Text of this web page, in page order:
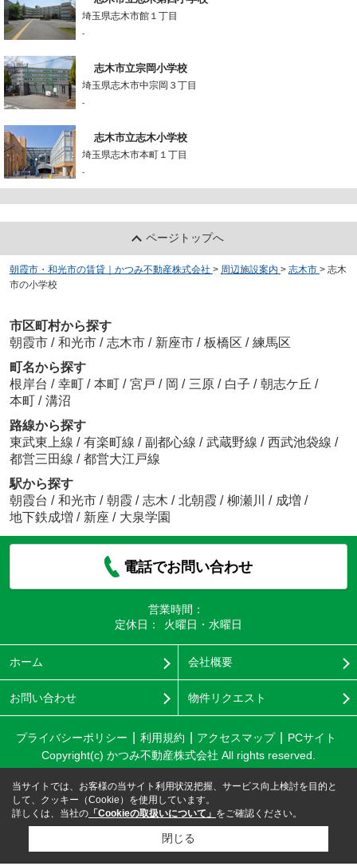
埼玉県志木市館１丁目
-
志木市立宗岡小学校
埼玉県志木市中宗岡３丁目
-
志木市立志木小学校
埼玉県志木市本町１丁目
-
ページトップへ
朝霞市・和光市の賃貸｜かつみ不動産株式会社 > 周辺施設案内 > 志木市 > 志木
市の小学校
市区町村から探す
朝霞市 / 和光市 / 志木市 / 新座市 / 板橋区 / 練馬区
町名から探す
根岸台 / 幸町 / 本町 / 宮戸 / 岡 / 三原 / 白子 / 朝志ケ丘 /
本町 / 溝沼
路線から探す
東武東上線 / 有楽町線 / 副都心線 / 武蔵野線 / 西武池袋線 /
都営三田線 / 都営大江戸線
駅から探す
朝霞台 / 和光市 / 朝霞 / 志木 / 北朝霞 / 柳瀬川 / 成増 /
地下鉄成増 / 新座 / 大泉学園
電話でお問い合わせ
営業時間：
定休日：
火曜日・水曜日
ホーム 会社概要
お問い合わせ 物件リクエスト
プライバシーポリシー 利用規約 アクセスマップ
PCサイト
Copyright(c) かつみ不動産株式会社 All rights reserved.
当サイトでは、お客様の当サイト利用状況把握、サービス向上検討を目的と
して、クッキー（Cookie）を使用しています。
詳しくは、当社の 「Cookieの取扱いについて」 をご確認ください。
閉じる